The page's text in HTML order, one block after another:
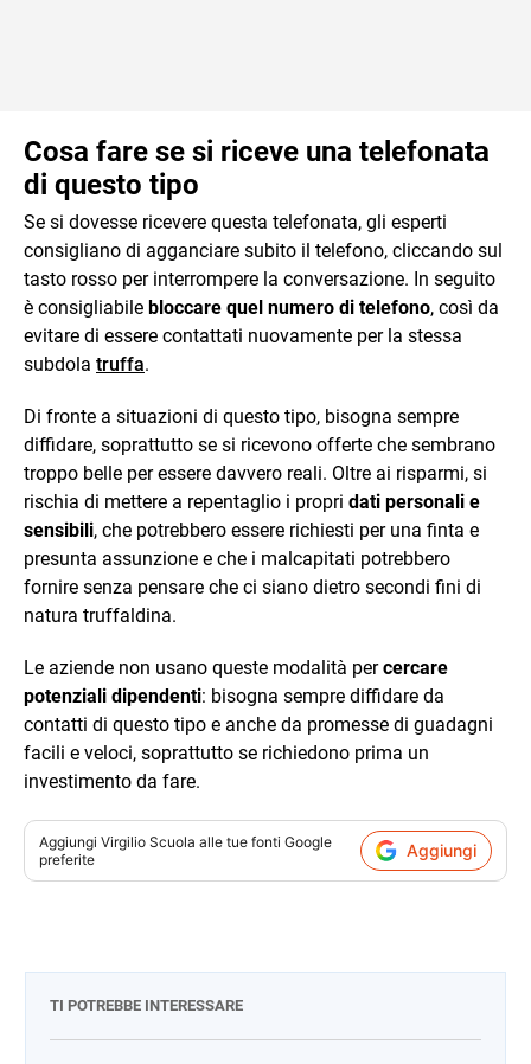
Cosa fare se si riceve una telefonata
di questo tipo
Se si dovesse ricevere questa telefonata, gli esperti
consigliano di agganciare subito il telefono, cliccando sul
tasto rosso per interrompere la conversazione. In seguito
è consigliabile bloccare quel numero di telefono, così da
evitare di essere contattati nuovamente per la stessa
subdola truffa.
Di fronte a situazioni di questo tipo, bisogna sempre
diffidare, soprattutto se si ricevono offerte che sembrano
troppo belle per essere davvero reali. Oltre ai risparmi, si
rischia di mettere a repentaglio i propri dati personali e
sensibili, che potrebbero essere richiesti per una finta e
presunta assunzione e che i malcapitati potrebbero
fornire senza pensare che ci siano dietro secondi fini di
natura truffaldina.
Le aziende non usano queste modalità percercare
potenziali dipendenti: bisogna sempre diffidare da
contatti di questo tipo e anche da promesse di guadagni
facili e veloci, soprattutto se richiedono prima un
investimento da fare.
Aggiungi Virgilio Scuola alle tue fonti Google
preferite
Aggiungi
TI POTREBBE INTERESSARE